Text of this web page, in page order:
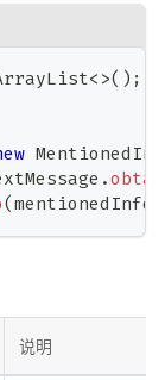
< >( ) ;
.
(mentionedInfo
说明